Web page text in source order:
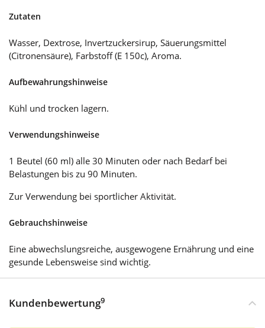
Zutaten
Wasser, Dextrose, Invertzuckersirup, Säuerungsmittel
(Citronensäure), Farbstoff (E 150c), Aroma.
Aufbewahrungshinweise
Kühl und trocken lagern.
Verwendungshinweise
1 Beutel (60 ml) alle 30 Minuten oder nach Bedarf bei
Belastungen bis zu 90 Minuten.
Zur Verwendung bei sportlicher Aktivität.
Gebrauchshinweise
Eine abwechslungsreiche, ausgewogene Ernährung und eine
gesunde Lebensweise sind wichtig.
Kundenbewertung9